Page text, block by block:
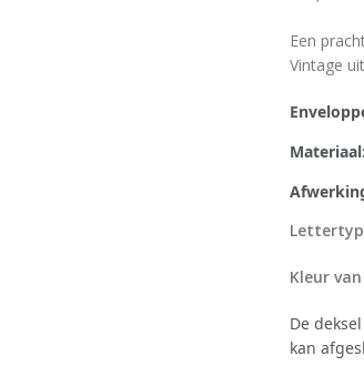
Een
Vintage
Materiaal:
Kleur
De
kan